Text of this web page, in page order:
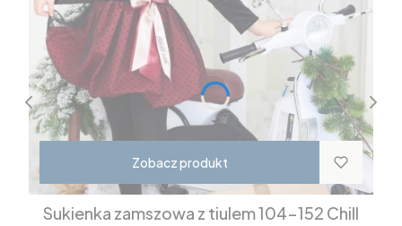
Zobacz produkt
Sukienka zamszowa z tiulem 104-152 Chill